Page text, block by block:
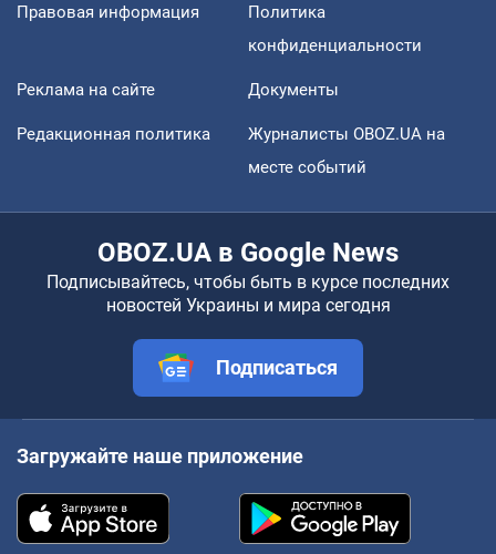
Правовая информация
Политика
конфиденциальности
Реклама на сайте Документы
Редакционная политика
Журналисты OBOZ.UA на
месте событий
OBOZ.UA в Google News
Подписывайтесь, чтобы быть в курсе последних
новостей Украины и мира сегодня
Подписаться
Загружайте наше приложение